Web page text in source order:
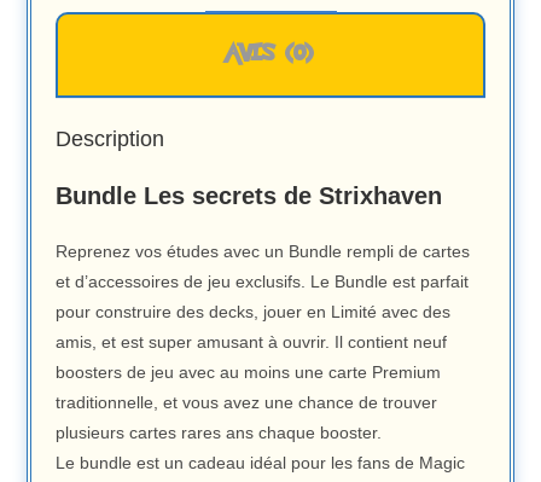
AVIS (0)
Description
Bundle Les secrets de Strixhaven
Reprenez vos études avec un Bundle rempli de cartes
et d’accessoires de jeu exclusifs. Le Bundle est parfait
pour construire des decks, jouer en Limité avec des
amis, et est super amusant à ouvrir. Il contient neuf
boosters de jeu avec au moins une carte Premium
traditionnelle, et vous avez une chance de trouver
plusieurs cartes rares ans chaque booster.
Le bundle est un cadeau idéal pour les fans de Magic